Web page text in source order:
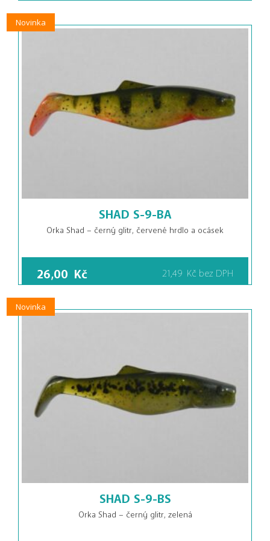
Novinka
SHAD S-9-BA
Orka Shad – černý glitr, červené hrdlo a ocásek
26,00 Kč 21,49 Kč bez DPH
Novinka
SHAD S-9-BS
Orka Shad – černý glitr, zelená